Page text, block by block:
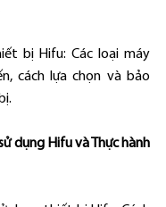
bị Hifu: Các loại máy
cách lựa chọn và bảo
dụng Hifu và Thực hành